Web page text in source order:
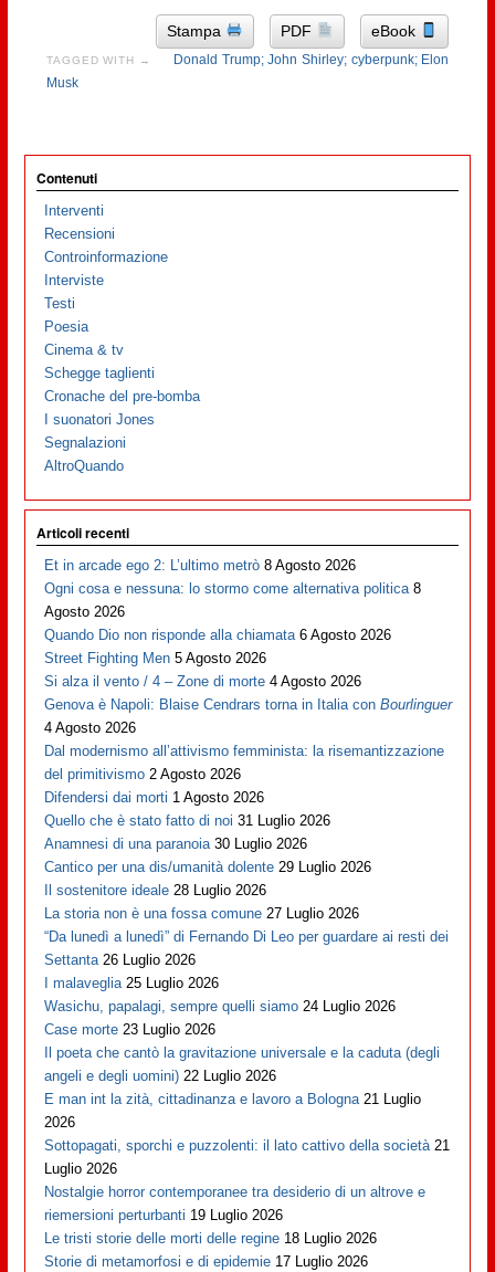
Stampa PDF eBook
TAGGED WITH →
Donald Trump; John Shirley; cyberpunk; Elon
Musk
Contenuti
Interventi
Recensioni
Controinformazione
Interviste
Testi
Poesia
Cinema & tv
Schegge taglienti
Cronache del pre-bomba
I suonatori Jones
Segnalazioni
AltroQuando
Articoli recenti
Et in arcade ego 2: L’ultimo metrò 8 Agosto 2026
Ogni cosa e nessuna: lo stormo come alternativa politica 8
Agosto 2026
Quando Dio non risponde alla chiamata 6 Agosto 2026
Street Fighting Men 5 Agosto 2026
Si alza il vento / 4 – Zone di morte 4 Agosto 2026
Genova è Napoli: Blaise Cendrars torna in Italia conBourlinguer
4 Agosto 2026
Dal modernismo all’attivismo femminista: la risemantizzazione
del primitivismo 2 Agosto 2026
Difendersi dai morti 1 Agosto 2026
Quello che è stato fatto di noi 31 Luglio 2026
Anamnesi di una paranoia 30 Luglio 2026
Cantico per una dis/umanità dolente 29 Luglio 2026
Il sostenitore ideale 28 Luglio 2026
La storia non è una fossa comune 27 Luglio 2026
“Da lunedì a lunedì” di Fernando Di Leo per guardare ai resti dei
Settanta 26 Luglio 2026
I malaveglia 25 Luglio 2026
Wasichu, papalagi, sempre quelli siamo 24 Luglio 2026
Case morte 23 Luglio 2026
Il poeta che cantò la gravitazione universale e la caduta (degli
angeli e degli uomini) 22 Luglio 2026
E man int la zità, cittadinanza e lavoro a Bologna 21 Luglio
2026
Sottopagati, sporchi e puzzolenti: il lato cattivo della società 21
Luglio 2026
Nostalgie horror contemporanee tra desiderio di un altrove e
riemersioni perturbanti 19 Luglio 2026
Le tristi storie delle morti delle regine 18 Luglio 2026
Storie di metamorfosi e di epidemie 17 Luglio 2026